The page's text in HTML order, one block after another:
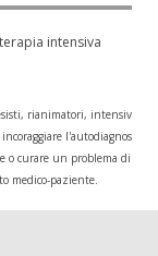
intensiva
rianimatori,
l'autodiagnosi o
curare un problema di
medico-paziente.